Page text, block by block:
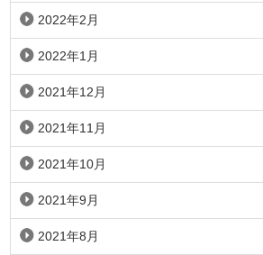
2022年2月
2022年1月
2021年12月
2021年11月
2021年10月
2021年9月
2021年8月